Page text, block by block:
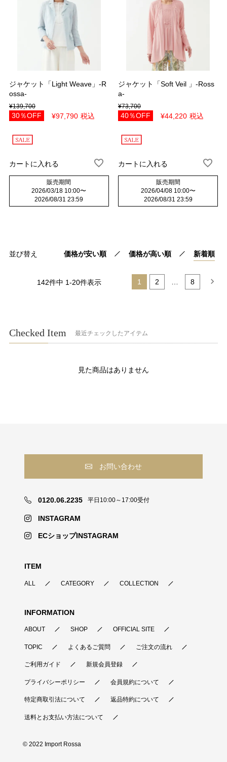
ジャケット「Light Weave」-R
ossa-
¥139,700
30％OFF ¥97,790 税込
カートに入れる
販売期間
2026/03/18 10:00〜
2026/08/31 23:59
ジャケット「Soft Veil 」-Ross
a-
¥73,700
40％OFF ¥44,220 税込
カートに入れる
販売期間
2026/04/08 10:00〜
2026/08/31 23:59
並び替え 価格が安い順 価格が高い順 新着順
142件中 1-20件表示 1 2 8
Checked Item 最近チェックしたアイテム
見た商品はありません
お問い合わせ
0120.06.2235 平日10:00～17:00受付
INSTAGRAM
ECショップINSTAGRAM
© 2022 Import Rossa
ITEM
ALL CATEGORY COLLECTION
INFORMATION
ABOUT SHOP OFFICIAL SITE
TOPIC よくあるご質問 ご注文の流れ
ご利用ガイド 新規会員登録
プライバシーポリシー 会員規約について
特定商取引法について 返品特約について
送料とお支払い方法について